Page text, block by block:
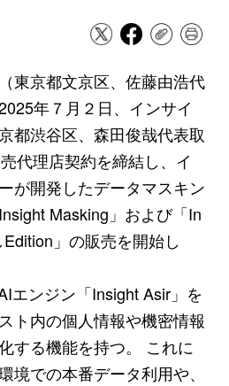
東京都文京区、佐藤由浩代
年７月２日、インサイ
都渋谷区、森田俊哉代表取
代理店契約を締結し、イ
が開発したデータマスキン
Masking」および「In
」の販売を開始し
エンジン「Insight Asir」を
ト内の個人情報や機密情報
する機能を持つ。 これに
境での本番データ利用や、